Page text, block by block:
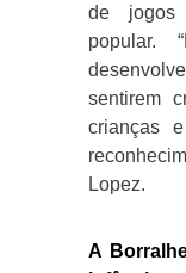
de jogos
popular.
sentirem
crianças
Lopez.
A